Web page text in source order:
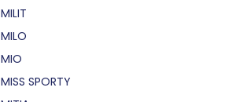
MILIT
MILO
MIO
MISS SPORTY